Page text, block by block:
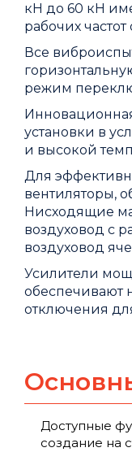
кН до 60 кН
рабочих
Все
режим
установки в
и высокой
Для
вентиляторы,
Нисходящие
воздуховод с
воздуховод
Усилители
обеспечивают
отключения
Доступные
создание на